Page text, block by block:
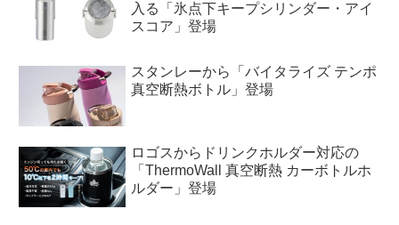
入る「氷点下キープシリンダー・アイ
スコア」登場
スタンレーから「バイタライズ テンポ
真空断熱ボトル」登場
ロゴスからドリンクホルダー対応の
「ThermoWall 真空断熱 カーボトルホ
ルダー」登場